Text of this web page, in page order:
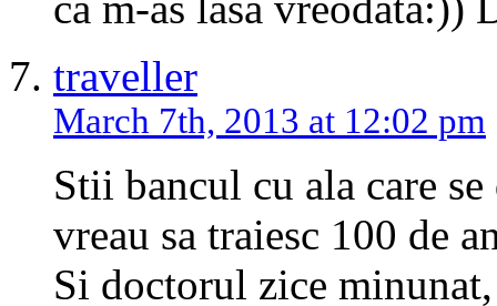
traveller
March 7th, 2013 at 12:02 pm
Stii bancul cu ala care
vreau sa traiesc 100 de
Si doctorul zice